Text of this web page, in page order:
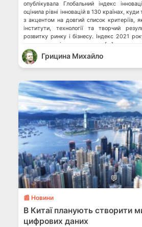
опублікувала Глобальний індекс
оцінила рівні інновацій в 130 країнах,
з акцентом на довгий список критеріїв,
інститути, технології та творчий
розвитку ринку і бізнесу. Індекс 2021
все ще процвітають в деяких […]
Грицина Михайло
💬
📰 Новини
В Китаї планують створити
цифрових даних